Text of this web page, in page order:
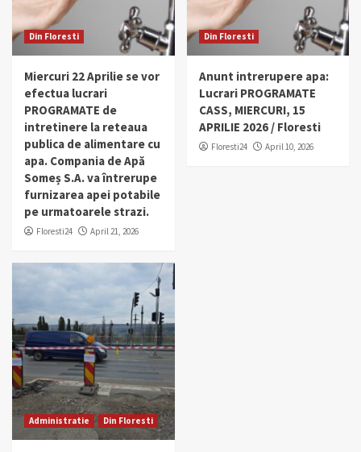
Din Floresti
Miercuri 22 Aprilie se vor
efectua lucrari
PROGRAMATE de
intretinere la reteaua
publica de alimentare cu
apa. Compania de Apă
Someș S.A. va întrerupe
furnizarea apei potabile
pe urmatoarele strazi.
Floresti24 April 21, 2026
Din Floresti
Anunt intrerupere apa:
Lucrari PROGRAMATE
CASS, MIERCURI, 15
APRILIE 2026 / Floresti
Floresti24 April 10, 2026
Administratie Din Floresti